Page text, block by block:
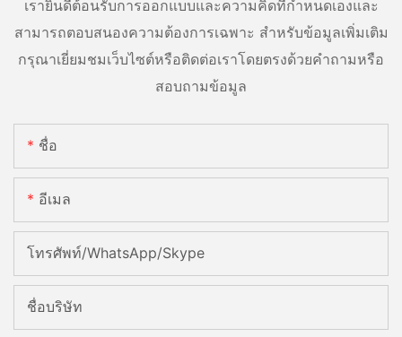
เรายินดีต้อนรับการออกแบบและความคิดที่กำหนดเองและ
สามารถตอบสนองความต้องการเฉพาะ สำหรับข้อมูลเพิ่มเติม
กรุณาเยี่ยมชมเว็บไซต์หรือติดต่อเราโดยตรงด้วยคำถามหรือ
สอบถามข้อมูล
ชื่อ
อีเมล
โทรศัพท์/WhatsApp/Skype
ชื่อบริษัท